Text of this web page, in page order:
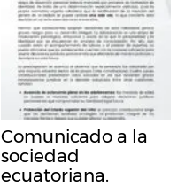
Comunicado a la
sociedad
ecuatoriana.